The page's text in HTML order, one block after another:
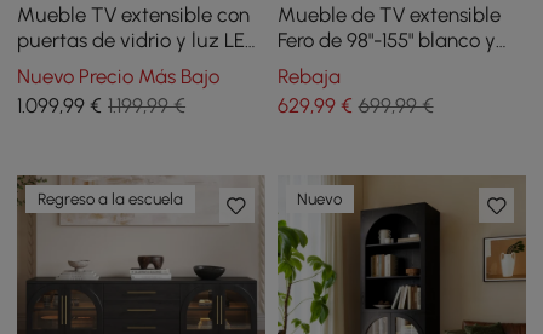
Mueble TV extensible con
puertas de vidrio y luz LED
de 280 cm - negro
Nuevo Precio Más Bajo
1.099,99 € 1.199,99 €
Mueble de TV extensible
Fero de 98"-155" blanco y
nogal con estantería y luz
LED
Rebaja
629,99€ 699,99 €
Regreso a la escuela Nuevo